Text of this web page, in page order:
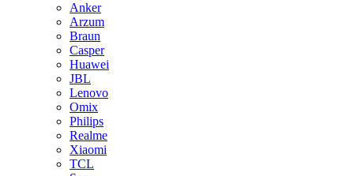
Anker
Arzum
Braun
Casper
Huawei
JBL
Lenovo
Omix
Philips
Realme
Xiaomi
TCL